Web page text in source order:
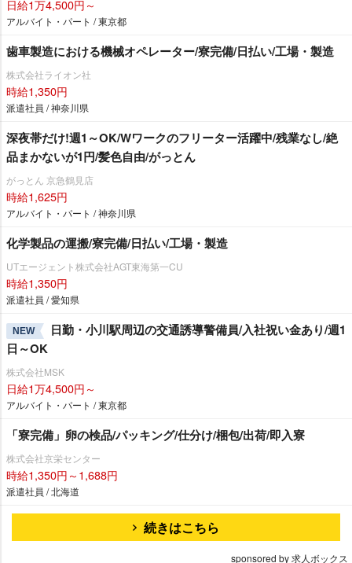
日給1万4,500円～
アルバイト・パート / 東京都
歯車製造における機械オペレーター/寮完備/日払い/工場・製造
株式会社ライオン社
時給1,350円
派遣社員 / 神奈川県
深夜帯だけ!週1～OK/Wワークのフリーター活躍中/残業なし/絶
品まかないが1円/髪色自由/がっとん
がっとん 京急鶴見店
時給1,625円
アルバイト・パート / 神奈川県
化学製品の運搬/寮完備/日払い/工場・製造
UTエージェント株式会社AGT東海第一CU
時給1,350円
派遣社員 / 愛知県
NEW
日勤・小川駅周辺の交通誘導警備員/入社祝い金あり/週1
日～OK
株式会社MSK
日給1万4,500円～
アルバイト・パート / 東京都
「寮完備」卵の検品/パッキング/仕分け/梱包/出荷/即入寮
株式会社京栄センター
時給1,350円～1,688円
派遣社員 / 北海道
続きはこちら
sponsored by 求人ボックス